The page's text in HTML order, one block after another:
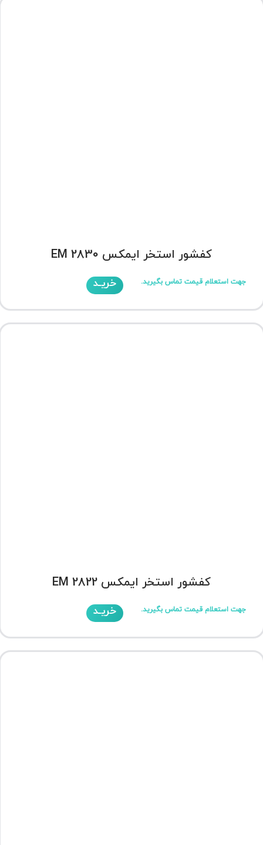
کفشور استخر ایمکس EM 2830
جهت استعلام قیمت تماس بگیرید. خریـد
کفشور استخر ایمکس EM 2822
جهت استعلام قیمت تماس بگیرید. خریـد